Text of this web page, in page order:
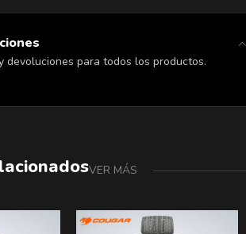
devoluciones para todos los productos.
VER MÁS